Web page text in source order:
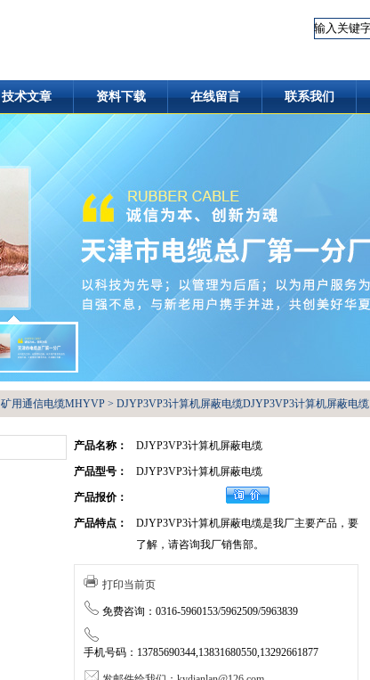
技术文章 资料下载 在线留言 联系我们
矿用通信电缆MHYVP > DJYP3VP3计算机屏蔽电缆DJYP3VP3计算机屏蔽电缆
产品名称： DJYP3VP3计算机屏蔽电缆
产品型号： DJYP3VP3计算机屏蔽电缆
产品报价：
产品特点：
DJYP3VP3计算机屏蔽电缆是我厂主要产品，要
了解，请咨询我厂销售部。
打印当前页
免费咨询：0316-5960153/5962509/5963839
手机号码：13785690344,13831680550,13292661877